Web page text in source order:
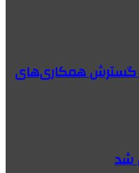
بر گسترش همکاری‌های
شد